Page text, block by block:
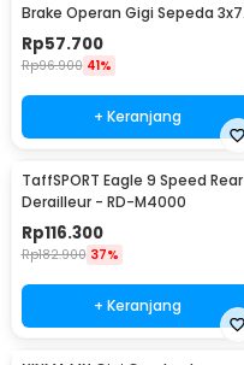
Brake Operan Gigi Sepeda 3x7
Speed 2 PCS - EF500-7
Rp57.700
Rp96.900 41%
+ Keranjang
TaffSPORT Eagle 9 Speed Rear
Derailleur - RD-M4000
Rp116.300
Rp182.900 37%
+ Keranjang